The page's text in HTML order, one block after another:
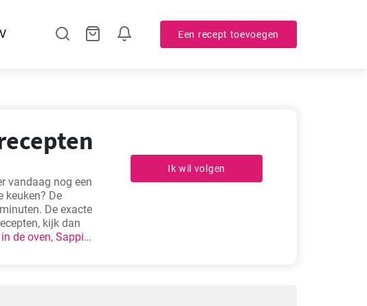
Een recept toevoegen
vandaag nog een
keuken? De
De exacte
kijk dan
de oven, Sappige
Ik wil volgen